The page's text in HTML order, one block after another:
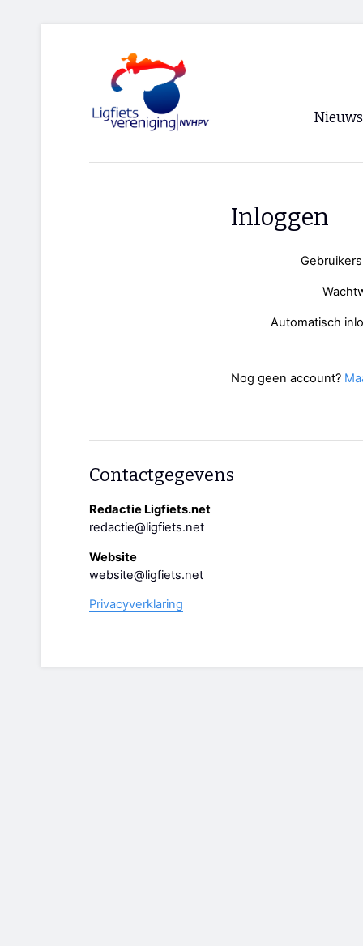
Nieuws
Inloggen
Automatisch
Nog geen account?
Contactgegevens
Redactie Ligfiets.net
redactie@ligfiets.net
Website
website@ligfiets.net
Privacyverklaring